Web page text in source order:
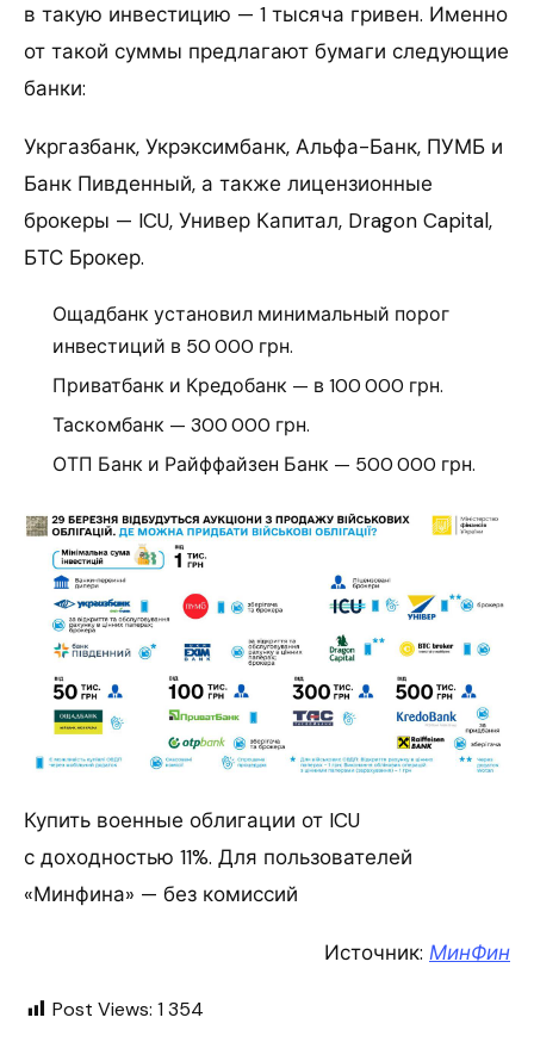
в такую инвестицию — 1 тысяча гривен. Именно
от такой суммы предлагают бумаги следующие
банки:
Укргазбанк, Укрэксимбанк, Альфа-Банк, ПУМБ и
Банк Пивденный, а также лицензионные
брокеры — ICU, Универ Капитал, Dragon Capital,
БТС Брокер.
Ощадбанк установил минимальный порог
инвестиций в 50 000 грн.
Приватбанк и Кредобанк — в 100 000 грн.
Таскомбанк — 300 000 грн.
ОТП Банк и Райффайзен Банк — 500 000 грн.
Купить военные облигации от ICU
с доходностью 11%. Для пользователей
«Минфина» — без комиссий
Источник: МинФин
Post Views: 1 354